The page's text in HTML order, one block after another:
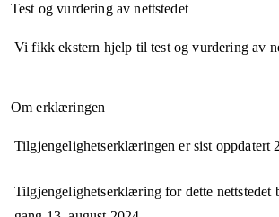
Test og vurdering av nettstedet
Vi fikk ekstern hjelp til test og vurdering av
Om erklæringen
Tilgjengelighetserklæringen er sist oppdatert
Tilgjengelighetserklæring for dette nettstedet